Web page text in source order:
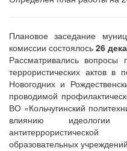
Плановое заседание
комиссии состоялось 26
Рассматривались вопросы
террористических актов в
Новогодних и
проводимой
ВО «Кольчугинский
влиянию идеологии
образовательных